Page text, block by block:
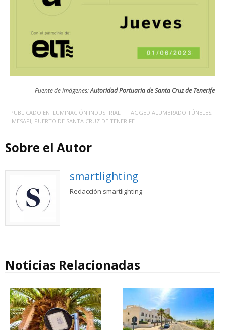
Fuente de imágenes:Autoridad Portuaria de Santa Cruz de Tenerife
PUBLICADO EN ILUMINACIÓN INDUSTRIAL | TAGGED ALUMBRADO TÚNELES,
IMESAPI, PUERTO DE SANTA CRUZ DE TENERIFE
Sobre el Autor
smartlighting
Redacción smartlighting
Noticias Relacionadas